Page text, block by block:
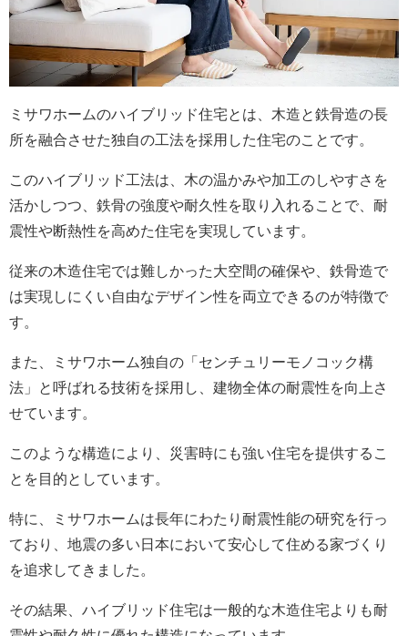
ミサワホームのハイブリッド住宅とは、木造と鉄骨造の長
所を融合させた独自の工法を採用した住宅のことです。
このハイブリッド工法は、木の温かみや加工のしやすさを
活かしつつ、鉄骨の強度や耐久性を取り入れることで、耐
震性や断熱性を高めた住宅を実現しています。
従来の木造住宅では難しかった大空間の確保や、鉄骨造で
は実現しにくい自由なデザイン性を両立できるのが特徴で
す。
また、ミサワホーム独自の「センチュリーモノコック構
法」と呼ばれる技術を採用し、建物全体の耐震性を向上さ
せています。
このような構造により、災害時にも強い住宅を提供するこ
とを目的としています。
特に、ミサワホームは長年にわたり耐震性能の研究を行っ
ており、地震の多い日本において安心して住める家づくり
を追求してきました。
その結果、ハイブリッド住宅は一般的な木造住宅よりも耐